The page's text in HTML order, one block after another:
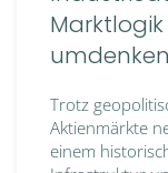
Trotz
Aktienmärkte
einem